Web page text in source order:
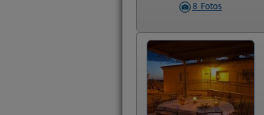
8 Fotos